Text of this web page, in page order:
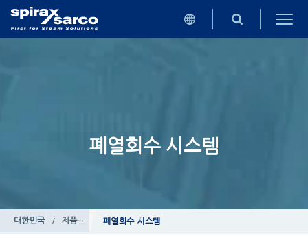
폐열회수 시스템
대한민국 / 제품 보일러 제어 시스템
폐열회수 시스템